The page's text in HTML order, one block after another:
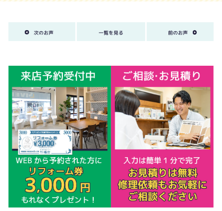
次のお声 一覧を見る 前のお声